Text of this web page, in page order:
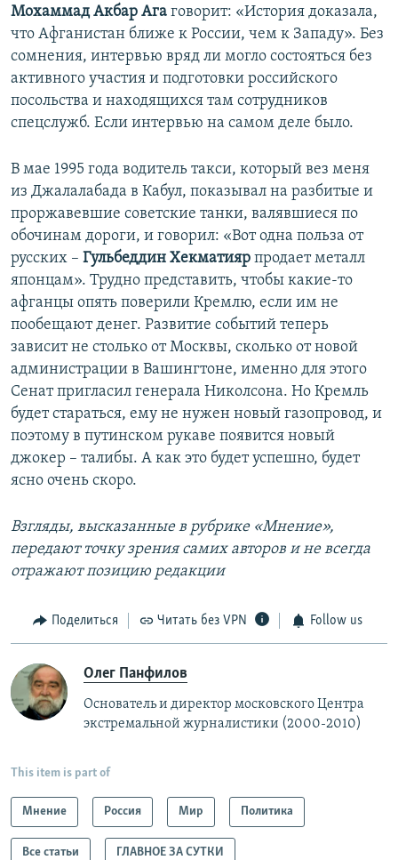
Мохаммад Акбар Ага говорит: «История доказала,
что Афганистан ближе к России, чем к Западу». Без
сомнения, интервью вряд ли могло состояться без
активного участия и подготовки российского
посольства и находящихся там сотрудников
спецслужб. Если интервью на самом деле было.
В мае 1995 года водитель такси, который вез меня
из Джалалабада в Кабул, показывал на разбитые и
проржавевшие советские танки, валявшиеся по
обочинам дороги, и говорил: «Вот одна польза от
русских – Гульбеддин Хекматияр продает металл
японцам». Трудно представить, чтобы какие-то
афганцы опять поверили Кремлю, если им не
пообещают денег. Развитие событий теперь
зависит не столько от Москвы, сколько от новой
администрации в Вашингтоне, именно для этого
Сенат пригласил генерала Николсона. Но Кремль
будет стараться, ему не нужен новый газопровод, и
поэтому в путинском рукаве появится новый
джокер – талибы. А как это будет успешно, будет
ясно очень скоро.
Взгляды, высказанные в рубрике «Мнение»,
передают точку зрения самих авторов и не всегда
отражают позицию редакции
Поделиться Читать без VPN Follow us
Олег Панфилов
Основатель и директор московского Центра
экстремальной журналистики (2000-2010)
This item is part of
Мнение Россия Мир Политика
Все статьи ГЛАВНОЕ ЗА СУТКИ